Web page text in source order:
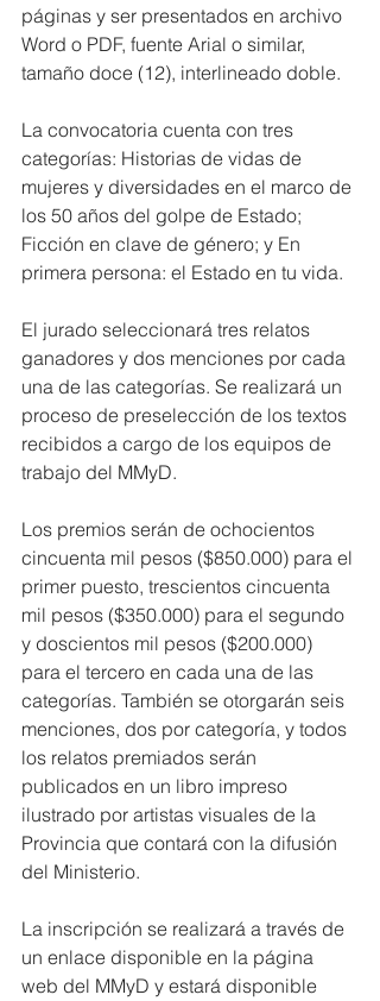
páginas y ser presentados en archivo
Word o PDF, fuente Arial o similar,
tamaño doce (12), interlineado doble.
La convocatoria cuenta con tres
categorías: Historias de vidas de
mujeres y diversidades en el marco de
los 50 años del golpe de Estado;
Ficción en clave de género; y En
primera persona: el Estado en tu vida.
El jurado seleccionará tres relatos
ganadores y dos menciones por cada
una de las categorías. Se realizará un
proceso de preselección de los textos
recibidos a cargo de los equipos de
trabajo del MMyD.
Los premios serán de ochocientos
cincuenta mil pesos ($850.000) para el
primer puesto, trescientos cincuenta
mil pesos ($350.000) para el segundo
y doscientos mil pesos ($200.000)
para el tercero en cada una de las
categorías. También se otorgarán seis
menciones, dos por categoría, y todos
los relatos premiados serán
publicados en un libro impreso
ilustrado por artistas visuales de la
Provincia que contará con la difusión
del Ministerio.
La inscripción se realizará a través de
un enlace disponible en la página
web del MMyD y estará disponible